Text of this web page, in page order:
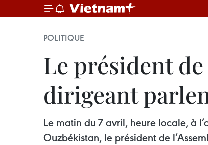
POLITIQUE
Le président
dirigeant
Le matin du 7 avril, heure locale, à
Ouzbékistan, le président de